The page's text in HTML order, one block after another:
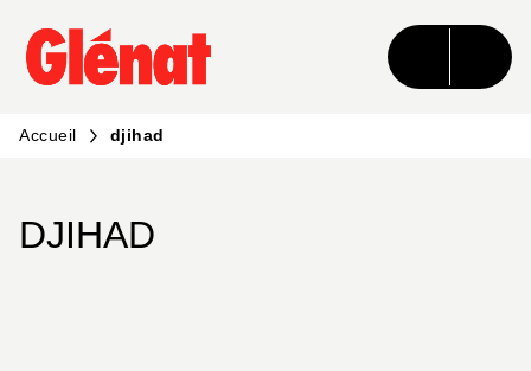
MENU RECHERCHE CONTENU
PIED DE PAGE
Accueil djihad
DJIHAD